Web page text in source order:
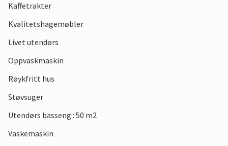
Kaffetrakter
Kvalitetshagemøbler
Livet utendørs
Oppvaskmaskin
Røykfritt hus
Støvsuger
Utendørs basseng : 50 m2
Vaskemaskin